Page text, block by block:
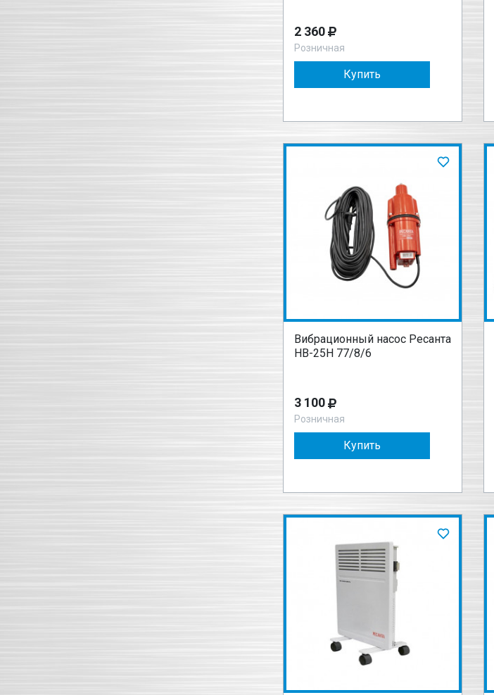
2 360
Розничная
Купить
Вибрационный насос Ресанта
НВ-25Н 77/8/6
3 100
Розничная
Купить